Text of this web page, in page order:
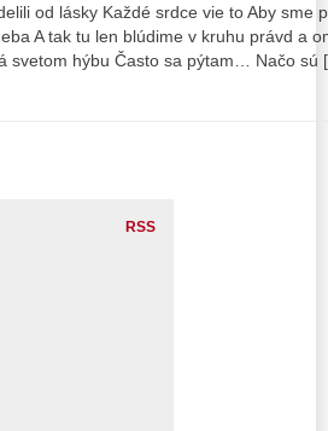
od lásky Každé srdce vie to Aby
A tak tu len blúdime v kruhu právd a
svetom hýbu Často sa pýtam… Načo
RSS